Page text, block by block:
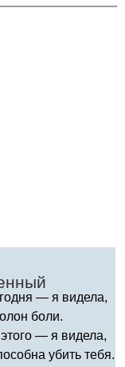
— я видела,
боли.
— я видела,
убить тебя.